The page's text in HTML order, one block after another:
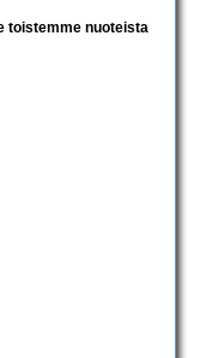
toistemme nuoteista